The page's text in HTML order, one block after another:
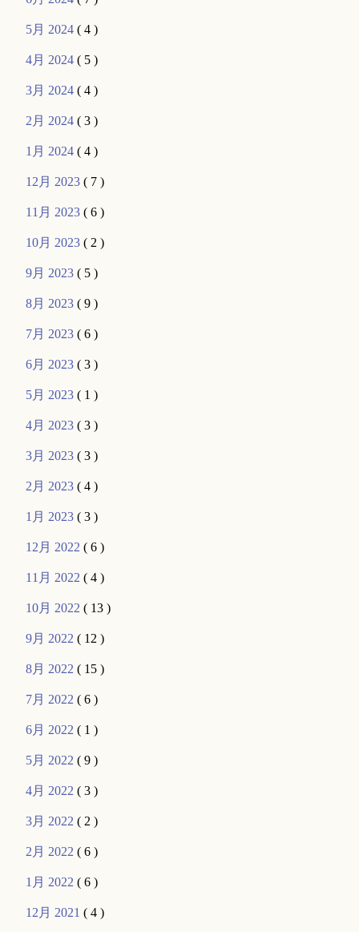
5月 2024( 4 )
4月 2024( 5 )
3月 2024( 4 )
2月 2024( 3 )
1月 2024( 4 )
12月 2023( 7 )
11月 2023( 6 )
10月 2023( 2 )
9月 2023( 5 )
8月 2023( 9 )
7月 2023( 6 )
6月 2023( 3 )
5月 2023( 1 )
4月 2023( 3 )
3月 2023( 3 )
2月 2023( 4 )
1月 2023( 3 )
12月 2022( 6 )
11月 2022( 4 )
10月 2022( 13 )
9月 2022( 12 )
8月 2022( 15 )
7月 2022( 6 )
6月 2022( 1 )
5月 2022( 9 )
4月 2022( 3 )
3月 2022( 2 )
2月 2022( 6 )
1月 2022( 6 )
12月 2021( 4 )